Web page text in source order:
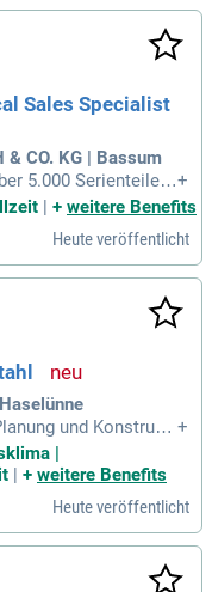
Sales Specialist
& CO. KG | Bassum
5.000 Serienteilen
Sonderl
+
+ weitere Benefits
Heute veröffentlicht
und Konstrukti
entwickeln wir
die Anforderungen
+
|
| + weitere Benefits
Heute veröffentlicht